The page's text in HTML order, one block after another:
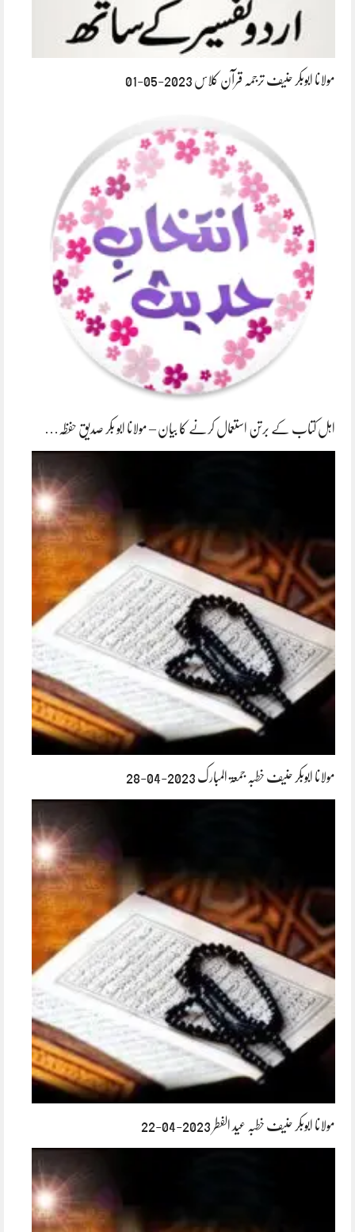
مولانا ابوبکر حنیف ترجمہ قرآن کلاس 2023-05-01
اہل کتاب کے برتن استعمال کرنے کا بیان – مولانا ابو بکر صدیق حفظہ…
مولانا ابوبکر حنیف خطبہ جمعۃ المبارک 2023-04-28
مولانا ابوبکر حنیف خطبہ عید الفطر 2023-04-22